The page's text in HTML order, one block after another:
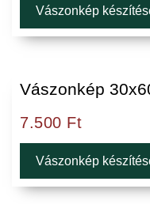
Vászonkép
Vászonkép
7.500 Ft
Vászonkép